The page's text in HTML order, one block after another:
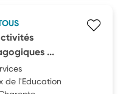
...
de l'Education